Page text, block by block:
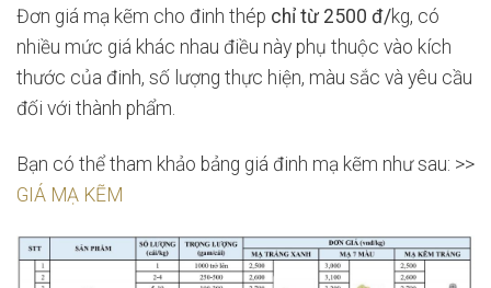
Đơn giá mạ kẽm cho đinh thép chỉ từ 2500 đ/kg, có
nhiều mức giá khác nhau điều này phụ thuộc vào kích
thước của đinh, số lượng thực hiện, màu sắc và yêu cầu
đối với thành phẩm.
Bạn có thể tham khảo bảng giá đinh mạ kẽm như sau: >>
GIÁ MẠ KẼM